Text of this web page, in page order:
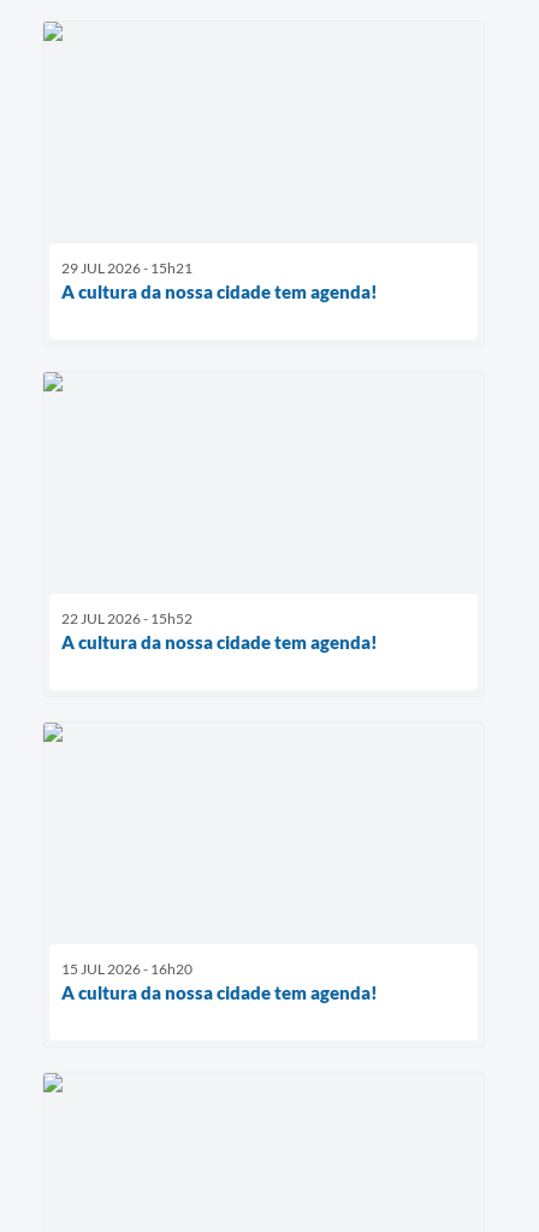
29 JUL 2026 - 15h21
A cultura da nossa cidade tem agenda!
22 JUL 2026 - 15h52
A cultura da nossa cidade tem agenda!
15 JUL 2026 - 16h20
A cultura da nossa cidade tem agenda!